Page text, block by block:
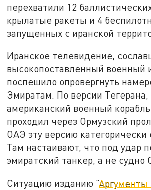
перехватили 12
крылатые ракеты и 4
запущенных с иранской
Иранское телевидение,
высокопоставленный военный
поспешило опровергнуть
Эмиратам. По версии Тегерана,
американский военный
проходил через Ормузский
ОАЭ эту версию категорически
Там настаивают, что под удар
эмиратский танкер, а не
Ситуацию изданию "Аргументы